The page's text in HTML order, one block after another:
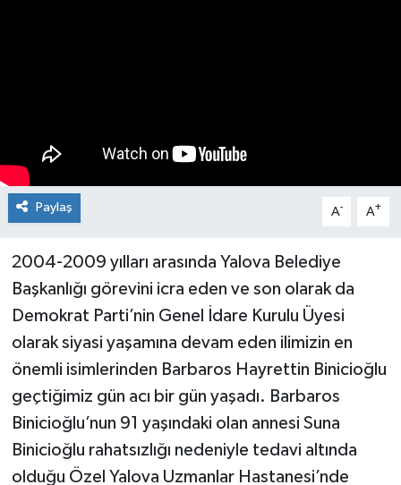
Paylaş A- A+
2004-2009 yılları arasında Yalova Belediye
Başkanlığı görevini icra eden ve son olarak da
Demokrat Parti’nin Genel İdare Kurulu Üyesi
olarak siyasi yaşamına devam eden ilimizin en
önemli isimlerinden Barbaros Hayrettin Binicioğlu
geçtiğimiz gün acı bir gün yaşadı. Barbaros
Binicioğlu’nun 91 yaşındaki olan annesi Suna
Binicioğlu rahatsızlığı nedeniyle tedavi altında
olduğu Özel Yalova Uzmanlar Hastanesi’nde